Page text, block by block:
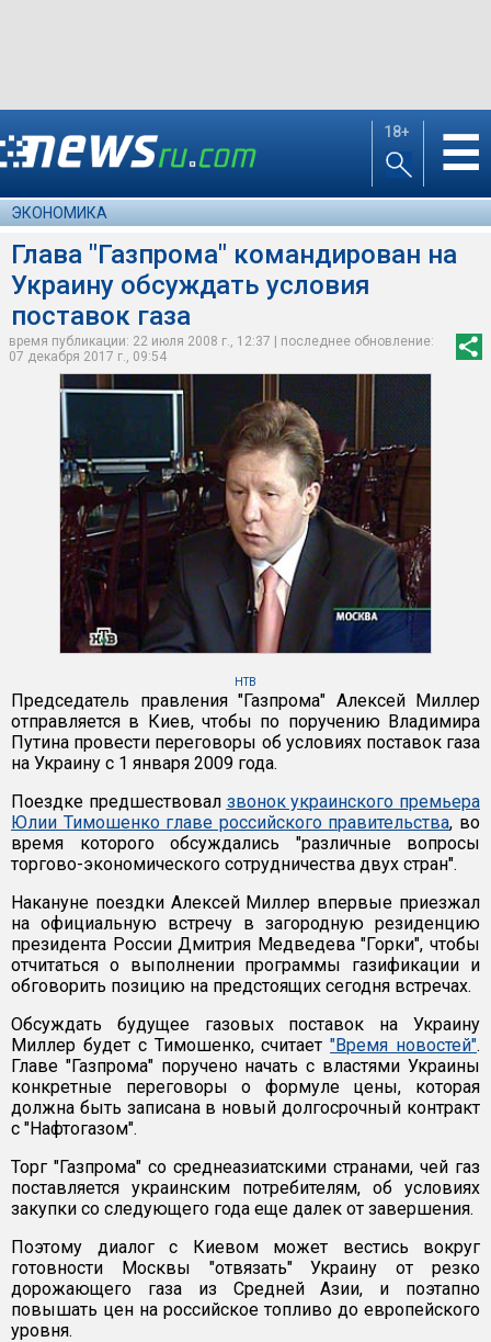
18+ ☰
ЭКОНОМИКА
Глава "Газпрома" командирован на
Украину обсуждать условия
поставок газа
время публикации: 22 июля 2008 г., 12:37 | последнее обновление:
07 декабря 2017 г., 09:54
НТВ
Председатель правления "Газпрома" Алексей Миллер
отправляется в Киев, чтобы по поручению Владимира
Путина провести переговоры об условиях поставок газа
на Украину с 1 января 2009 года.
Поездке предшествовал звонок украинского премьера
Юлии Тимошенко главе российского правительства, во
время которого обсуждались "различные вопросы
торгово-экономического сотрудничества двух стран".
Накануне поездки Алексей Миллер впервые приезжал
на официальную встречу в загородную резиденцию
президента России Дмитрия Медведева "Горки", чтобы
отчитаться о выполнении программы газификации и
обговорить позицию на предстоящих сегодня встречах.
Обсуждать будущее газовых поставок на Украину
Миллер будет с Тимошенко, считает"Время новостей".
Главе "Газпрома" поручено начать с властями Украины
конкретные переговоры о формуле цены, которая
должна быть записана в новый долгосрочный контракт
с "Нафтогазом".
Торг "Газпрома" со среднеазиатскими странами, чей газ
поставляется украинским потребителям, об условиях
закупки со следующего года еще далек от завершения.
Поэтому диалог с Киевом может вестись вокруг
готовности Москвы "отвязать" Украину от резко
дорожающего газа из Средней Азии, и поэтапно
повышать цен на российское топливо до европейского
уровня.